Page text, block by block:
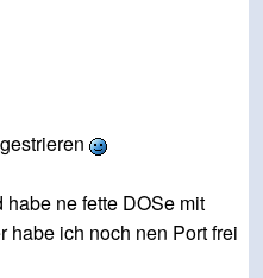
ne fette DOSe mit
habe ich noch nen Port frei